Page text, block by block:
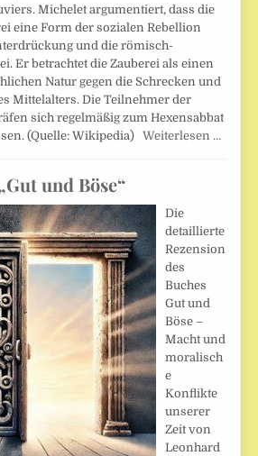
Michelet argumentiert, dass die
eine Form der sozialen Rebellion
und die römisch-
Er betrachtet die Zauberei als einen
Natur gegen die Schrecken und
Mittelalters. Die Teilnehmer der
sich regelmäßig zum Hexensabbat
(Quelle: Wikipedia)Weiterlesen …
und Böse“
Die
detaillierte
Rezension
des
Buches
Gut und
Böse –
Macht und
moralisch
e
Konflikte
unserer
Zeit von
Leonhard